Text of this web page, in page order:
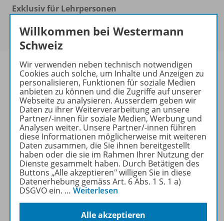
Exklusiv für Lehrpersonen
Erzieher/-innen und Schulen erworben werden.
Produktinformationen
Beschreibung
Zugehörige Produkte
Benachrichtigungs-Service
Willkommen bei Westermann
Schweiz
Wir verwenden neben technisch notwendigen
Cookies auch solche, um Inhalte und Anzeigen zu
personalisieren, Funktionen für soziale Medien
anbieten zu können und die Zugriffe auf unserer
Webseite zu analysieren. Ausserdem geben wir
Daten zu ihrer Weiterverarbeitung an unsere
Partner/-innen für soziale Medien, Werbung und
Analysen weiter. Unsere Partner/-innen führen
diese Informationen möglicherweise mit weiteren
Daten zusammen, die Sie ihnen bereitgestellt
haben oder die sie im Rahmen Ihrer Nutzung der
Dienste gesammelt haben. Durch Betätigen des
Buttons „Alle akzeptieren" willigen Sie in diese
Datenerhebung gemäss Art. 6 Abs. 1 S. 1 a)
DSGVO ein. … Weiterlesen
Alle akzeptieren